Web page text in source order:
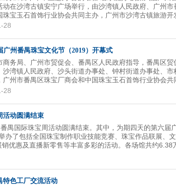
动在沙湾古镇安宁广场举行，由沙湾镇人民政府、广州市
珠宝玉石首饰行业协会共同主办，广州市沙湾古镇旅游开
28
广州番禺珠宝文化节（2019）开幕式
商务局、广州市贸促会、番禺区人民政府指导，番禺区贸
沙湾镇人民政府、沙头街道办事处、钟村街道办事处、市
广州市番禺区珠宝厂商会和中国珠宝玉石首饰行业协会共
监督检验中心、广州市番禺贸促珠宝产业服务中心、番禺
（以下简称“珠宝文化节”）于11月22日下午在番禺祈福
市委宣传部、市商务局、市文化广电旅游局、市大湾区办
区委区政府领导，区珠宝产业发展领导小组成员，国内外
500多人出席了开幕式。
28
活动圆满结束
禺国际珠宝周活动圆满结束。其中，为期四天的第六届
办了包括全国珠宝制作职业技能竞赛、珠宝作品联展、
优惠及直播新零售等丰富多彩的活动。各场馆共约6.38
店营业额约910.5万元，工厂对接意向订单额1700多万
特色工厂交流活动